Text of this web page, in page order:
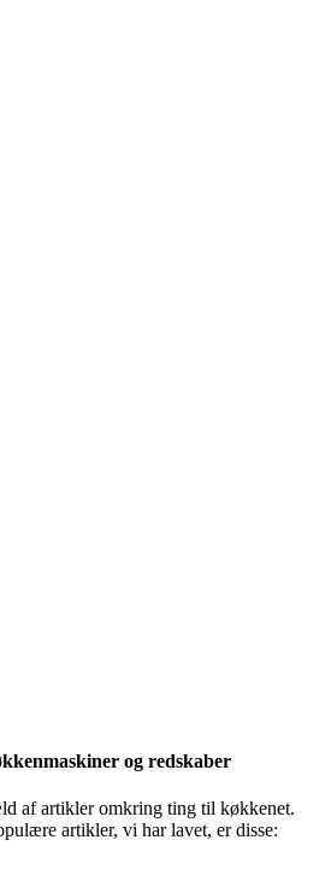
og redskaber
af artikler omkring ting til køkkenet.
artikler, vi har lavet, er disse: